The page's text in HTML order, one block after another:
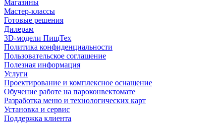
Магазины
Мастер-классы
Готовые решения
Дилерам
3D-модели ПищТех
Политика конфиденциальности
Пользовательское соглашение
Полезная информация
Услуги
Проектирование и комплексное оснащение
Обучение работе на пароконвектомате
Разработка меню и технологических карт
Установка и сервис
Поддержка клиента